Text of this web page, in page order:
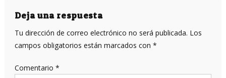
entradas
Deja una respuesta
Tu dirección de correo electrónico no será publicada. Los
campos obligatorios están marcados con *
Comentario *